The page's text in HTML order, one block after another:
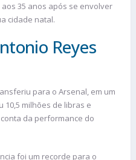
35 anos após se envolver
cidade natal.
Reyes
para o Arsenal, em um
10,5 milhões de libras e
da performance do
foi um recorde para o